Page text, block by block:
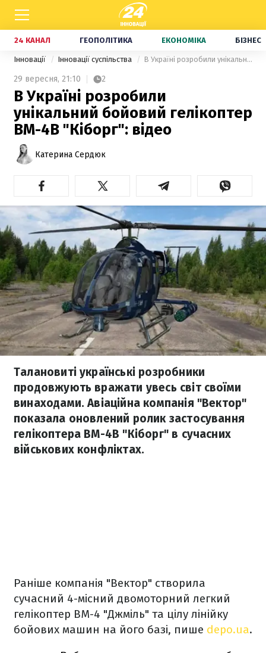
24 КАНАЛ ГЕОПОЛІТИКА ЕКОНОМІКА БІЗНЕС
Інновації Інновації суспільства В Україні розробили унікальний бойовий гелікоптер BM-4B "Кіборг": відео
29 вересня, 21:10 2
В Україні розробили
унікальний бойовий гелікоптер
BM-4B "Кіборг": відео
Катерина Сердюк
Талановиті українські розробники
продовжують вражати увесь світ своїми
винаходами. Авіаційна компанія "Вектор"
показала оновлений ролик застосування
гелікоптера ВМ-4В "Кіборг" в сучасних
військових конфліктах.
Раніше компанія "Вектор" створила
сучасний 4-місний двомоторний легкий
гелікоптер ВМ-4 "Джміль" та цілу лінійку
бойових машин на його базі, пише depo.ua.